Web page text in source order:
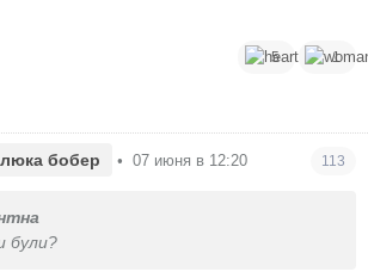
на на её темы и не обращала внимание
пропуская в ленте, пока в тему её ярой
авторка триггернула наше болотце
))
5 1
бобер • 07 июня в 12:20 113
були?